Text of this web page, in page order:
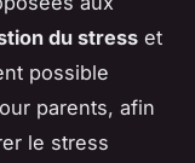
du stress et
possible
parents, afin
le stress